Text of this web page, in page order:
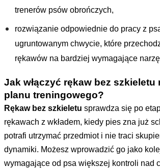
trenerów psów obrończych,
rozwiązanie odpowiednie do pracy z
ugruntowanym chwycie, które
rękawów na bardziej wymagające
Jak włączyć rękaw bez szkieletu
planu treningowego?
Rękaw bez szkieletu sprawdza się po
rękawach z wkładem, kiedy pies zna już
potrafi utrzymać przedmiot i nie traci
dynamiki. Możesz wprowadzić go jako
wymagające od psa większej kontroli nad